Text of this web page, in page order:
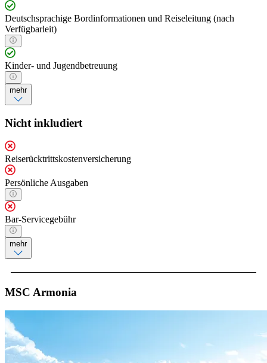
Deutschsprachige Bordinformationen und Reiseleitung (nach
Verfügbarleit)
Kinder- und Jugendbetreuung
mehr
Nicht inkludiert
Reiserücktrittskostenversicherung
Persönliche Ausgaben
Bar-Servicegebühr
mehr
MSC Armonia